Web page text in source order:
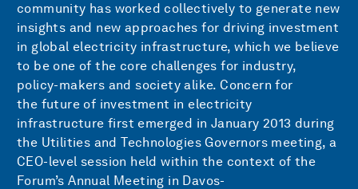
community has worked collectively to generate new
insights and new approaches for driving investment
in global electricity infrastructure, which we believe
to be one of the core challenges for industry,
policy-makers and society alike. Concern for
the future of investment in electricity
infrastructure first emerged in January 2013 during
the Utilities and Technologies Governors meeting, a
CEO-level session held within the context of the
Forum’s Annual Meeting in Davos-